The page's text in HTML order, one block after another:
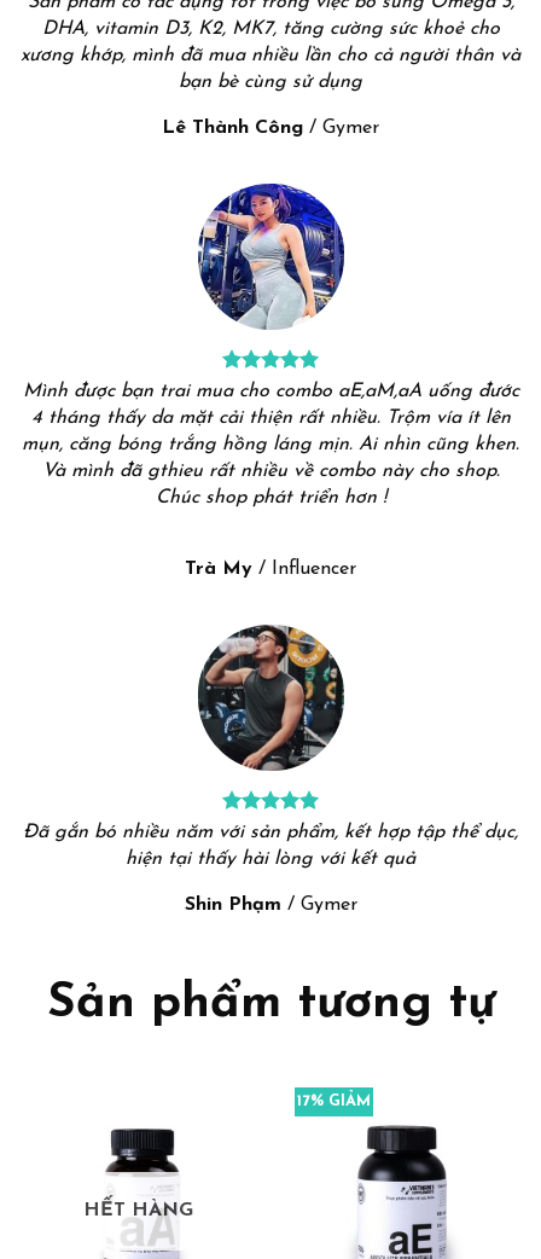
DHA, vitamin D3, K2, MK7, tăng cường sức khoẻ cho
xương khớp, mình đã mua nhiều lần cho cả người thân và
bạn bè cùng sử dụng
Lê Thành Công / Gymer
Mình được bạn trai mua cho combo aE,aM,aA uống đước
4 tháng thấy da mặt cải thiện rất nhiều. Trộm vía ít lên
mụn, căng bóng trắng hồng láng mịn. Ai nhìn cũng khen.
Và mình đã gthieu rất nhiều về combo này cho shop.
Chúc shop phát triển hơn !
Trà My / Influencer
Đã gắn bó nhiều năm với sản phẩm, kết hợp tập thể dục,
hiện tại thấy hài lòng với kết quả
Shin Phạm / Gymer
Sản phẩm tương tự
HẾT HÀNG
17% GIẢM